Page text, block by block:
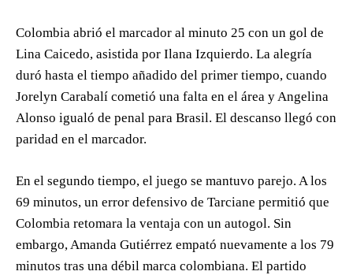
Colombia abrió el marcador al minuto 25 con un gol de
Lina Caicedo, asistida por Ilana Izquierdo. La alegría
duró hasta el tiempo añadido del primer tiempo, cuando
Jorelyn Carabalí cometió una falta en el área y Angelina
Alonso igualó de penal para Brasil. El descanso llegó con
paridad en el marcador.
En el segundo tiempo, el juego se mantuvo parejo. A los
69 minutos, un error defensivo de Tarciane permitió que
Colombia retomara la ventaja con un autogol. Sin
embargo, Amanda Gutiérrez empató nuevamente a los 79
minutos tras una débil marca colombiana. El partido